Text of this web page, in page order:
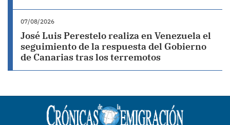
07/08/2026
José Luis Perestelo realiza en Venezuela el
seguimiento de la respuesta del Gobierno
de Canarias tras los terremotos